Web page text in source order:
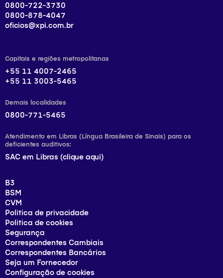
0800-722-3730
0800-878-4047
oficios@xpi.com.br
Capitais e regiões metropolitanas
+55 11 4007-2465
+55 11 3003-5465
Demais localidades
0800-771-5465
Atendimento em Libras (Língua Brasileira de Sinais) para os
deficientes auditivos:
SAC em Libras (clique aqui)
B3
BSM
CVM
Politica de privacidade
Politica de cookies
Segurança
Correspondentes Cambiais
Correspondentes Bancários
Seja um Fornecedor
Configuração de cookies